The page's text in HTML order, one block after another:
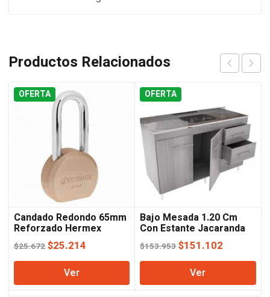
Productos Relacionados
OFERTA
Candado Redondo 65mm
Reforzado Hermex
$25.672 El
precio
original
era:
$25.214
precio
es:
Ver
OFERTA
Bajo Mesada 1.20 Cm
Con Estante Jacaranda
Orlandi
$153.953El
precio
original
era:
$151.102
precio
es:
Ver